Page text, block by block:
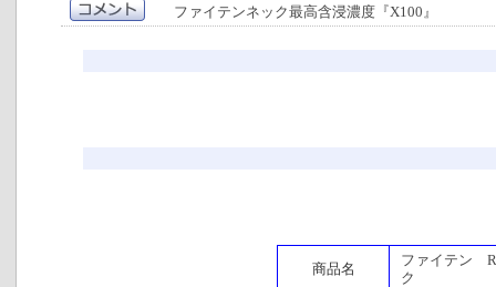
ファイテンネック最高含浸濃度『X100』
商品名
ファイテン
ク